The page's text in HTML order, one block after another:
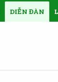
DIỄN ĐÀN